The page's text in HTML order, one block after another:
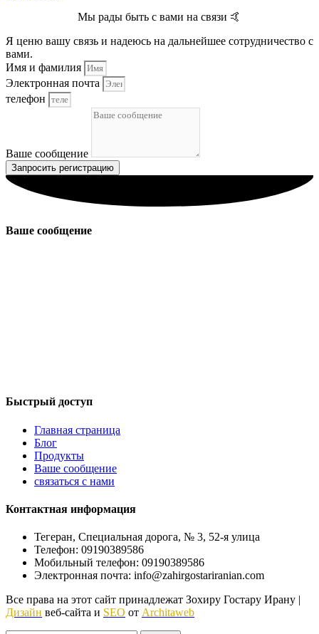
Мы рады быть с вами на связи 🤙
Я ценю вашу связь и надеюсь на дальнейшее сотрудничество с
вами.
Имя и фамилия
Электронная почта
телефон
Ваше сообщение
Запросить регистрацию
Ваше сообщение
Быстрый доступ
Главная страница
Блог
Продукты
Ваше сообщение
связаться с нами
Контактная информация
Тегеран, Специальная дорога, № 3, 52-я улица
Телефон: 09190389586
Мобильный телефон: 09190389586
Электронная почта: info@zahirgostariranian.com
Все права на этот сайт принадлежат Зохиру Гостару Ирану |
Дизайн веб-сайта и SEO от Architaweb